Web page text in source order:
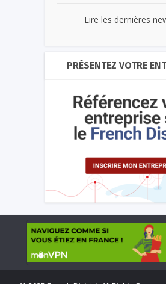
Lire les dernières
PRÉSENTEZ VOTRE